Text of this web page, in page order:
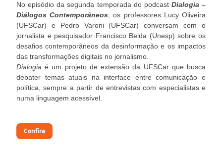
No episódio da segunda temporada do podcast Dialogia –
Diálogos Contemporâneos , os professores Lucy Oliveira
(UFSCar) e Pedro Varoni (UFSCar) conversam com o
jornalista e pesquisador Francisco Belda (Unesp) sobre os
desafios contemporâneos da desinformação e os impactos
das transformações digitais no jornalismo.
Dialogia é um projeto de extensão da UFSCar que busca
debater temas atuais na interface entre comunicação e
política, sempre a partir de entrevistas com especialistas e
numa linguagem acessível.
Confira